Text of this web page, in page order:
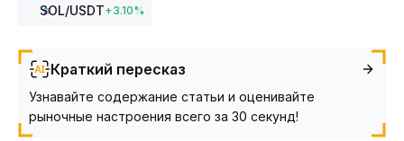
SOL/USDT+3.10%
Краткий пересказ
Узнавайте содержание статьи и оценивайте
рыночные настроения всего за 30 секунд!